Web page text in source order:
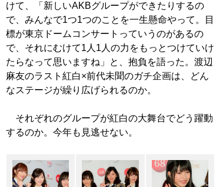
けて、「新しいAKBグループができたりするの
で、みんなで1つ1つのことを一生懸命やって。目
標が東京ドームコンサートっていうのがあるの
で、それにむけて1人1人の力をもっとつけていけ
たらなって思いますね」と、抱負を語った。渡辺
麻友のラスト紅白×前代未聞のガチ企画は、どん
なステージが繰り広げられるのか。
それぞれのグループが紅白の大舞台でどう躍動
するのか。今年も見逃せない。